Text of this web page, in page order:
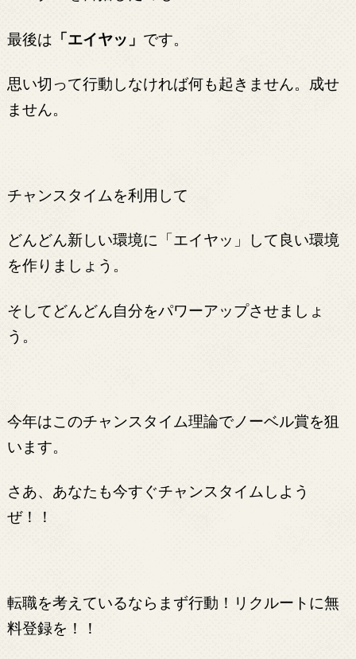
最後は 「エイヤッ」 です。
思い切って行動しなければ何も起きません。成せ
ません。
チャンスタイムを利用して
どんどん新しい環境に「エイヤッ」して良い環境
を作りましょう。
そしてどんどん自分をパワーアップさせましょ
う。
今年はこのチャンスタイム理論でノーベル賞を狙
います。
さあ、あなたも今すぐチャンスタイムしよう
ぜ！！
転職を考えているならまず行動！リクルートに無
料登録を！！